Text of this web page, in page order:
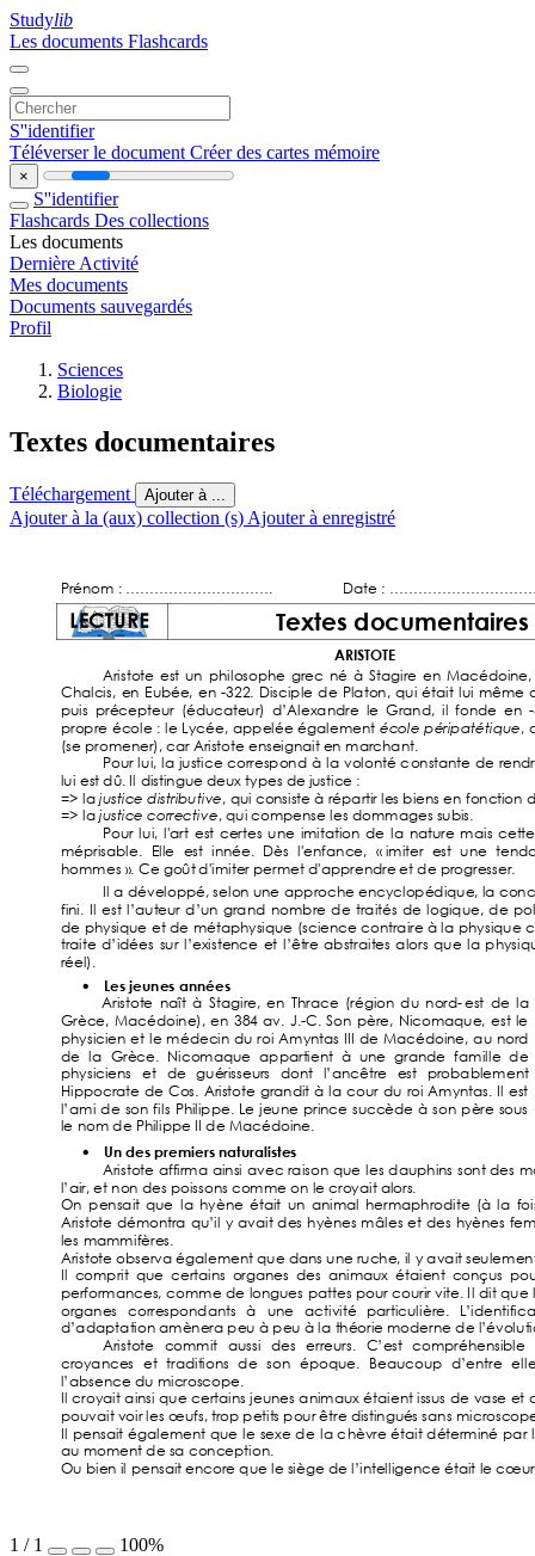
Studylib
Les documents Flashcards
S''identifier
Téléverser le document Créer des cartes mémoire
×
S''identifier
Flashcards Des collections
Les documents
Dernière Activité
Mes documents
Documents sauvegardés
Profil
Sciences
Biologie
Textes documentaires
Téléchargement Ajouter à ...
Ajouter à la (aux) collection (s) Ajouter à enregistré
Prénom : …………………………. Date :
Textes documentaires
ARISTOTE
Aristote est un phil osophe grec né à Stagire en Macédoine,
Chalcis, en Eubée, en -322. Discipl e de Platon, qui était ui même
puis
précepteur (éducateur) d’Alexandre le Grand, il fonde en
propre école : e Lycée, appel ée égal ement école péripatétique,
(se promener), car Aristote enseignait en marchant.
Pour ui, a justice correspond à a volonté constante de
lui est dû. I distingue deux types de justice :
=> l a justice distributive, qui consiste à répartir les biens en fonction
=> l a justice corrective, qui compense l es dommages subis.
Pour lui, 'art est certes une imitation de la nature mais cett
méprisabl e. El le est innée. Dès 'enfance, « imiter est une
hommes ». Ce goût d'imiter permet d'apprendre et de progresser.
a dével oppé, sel on une approche encycl opédique, la
fini.
est ’auteur d’un grand nombre de traités de ogique, de pol
de physique et de métaphysique (science contraire à a physique
traite d’idées sur ’existence et ’être abstraites al ors que a
réel).
• Les jeunes années
     Aristot
e naît à Stagire, en Thrace (région du nord-est de
la
Grèce, Macédoine), en 384 av. J.-C. Son père, Nicomaque, est le
physicien et e médecin du roi Amyntas de Macédoine, au nord
de
a Grèce. Nicomaque appartient à une grande famil le de
physiciens
et de guérisseurs dont l’ancêtre est probablement
Hippocrate de Cos. Aristote grandit à a cour du roi Amyntas.
est
l’ami de son fil s Philippe. Le jeune prince succède à son père sous
le nom de Phil ippe II de Macédoine.
• Un des premiers naturalistes
Aristote affirma ainsi avec raison que es dauphins sont des m
l’air, et non des poissons comme on l e croyait alors.
On pensait que a hyène était un animal hermaphrodite (à a
Aristote démontra qu’il y avait des hyènes mâles et des hyènes fem
les mammifères.
Aristote observa égal ement que dans une ruche, il y avait seulem
comprit que certains organes des animaux étaient conçus
performances, comme de longues pattes pour courir vite. I dit que l
organes
correspondants à une activité particul ière.
d’adaptation amènera peu à peu à l a théorie moderne de l’évolut
Aristote commit aussi des erreurs. C’est compréhensibl e
croyances
et traditions de son époque. Beaucoup d’entre el
l’absence du microscope.
croyait ainsi que certains jeunes animaux étaient issus de vase et
pouvait voir les œufs, trop petits pour être distingués sans m
pensait égal ement que le sexe de a c hèvre était déterminé par
au moment de sa conception.
Ou bien il
pensait encore que l e siège de l ’intell igence était le
1 / 1 100%